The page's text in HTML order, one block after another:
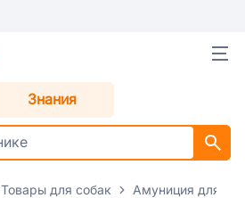
Знания
Товары для собак Амуниция для